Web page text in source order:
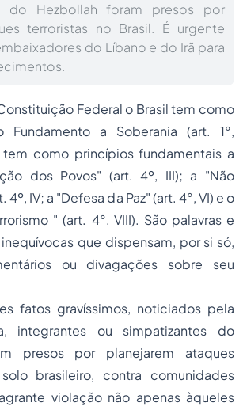
do Hezbollah foram presos por
terroristas no Brasil. É urgente
do Líbano e do Irã para
Federal o Brasil tem como
Fundamento a Soberania (art. 1°,
tem como princípios fundamentais a
dos Povos" (art. 4º, III); a "Não
4º, IV; a "Defesa da Paz" (art. 4°, VI) e o
" (art. 4°, VIII). São palavras e
que dispensam, por si só,
ou divagações sobre seu
fatos gravíssimos, noticiados pela
integrantes ou simpatizantes do
presos por planejarem ataques
brasileiro, contra comunidades
violação não apenas àqueles